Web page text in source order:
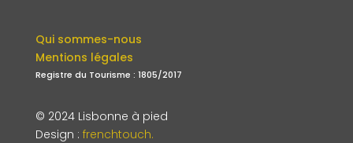
Qui sommes-nous
Mentions légales
Registre du Tourisme : 1805/2017
© 2024 Lisbonne à pied
Design : frenchtouch.